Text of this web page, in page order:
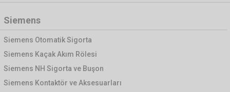
Siemens
Siemens Otomatik Sigorta
Siemens Kaçak Akım Rölesi
Siemens NH Sigorta ve Buşon
Siemens Kontaktör ve Aksesuarları